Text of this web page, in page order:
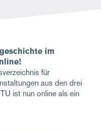
im
für
aus den drei
ist nun online als ein